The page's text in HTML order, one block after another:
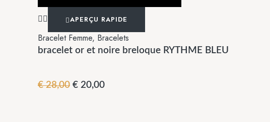
APERÇU RAPIDE
Bracelet Femme, Bracelets
bracelet or et noire breloque RYTHME BLEU
€28,00 € 20,00